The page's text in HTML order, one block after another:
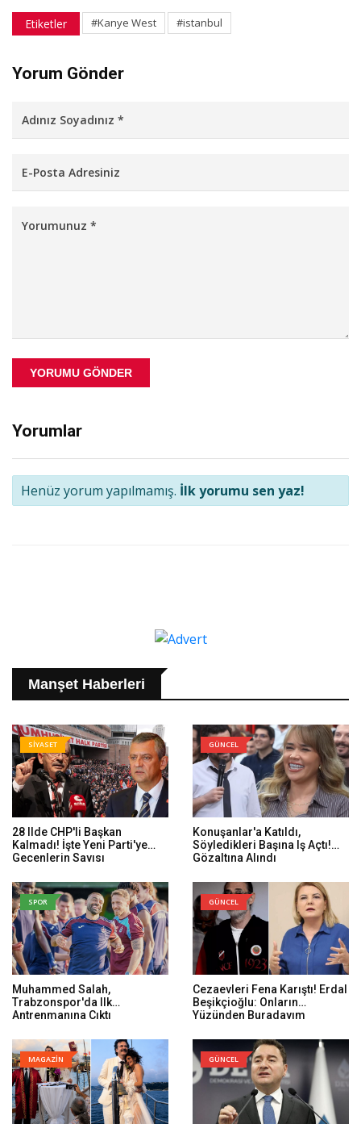
Etiketler #Kanye West #istanbul
Yorum Gönder
YORUMU GÖNDER
Yorumlar
Henüz yorum yapılmamış. İlk yorumu sen yaz!
Manşet Haberleri
SİYASET
28 Ilde CHP'li Başkan
Kalmadı! İşte Yeni Parti'ye
Geçenlerin Sayısı
GÜNCEL
Konuşanlar'a Katıldı,
Söyledikleri Başına Iş Açtı!
Gözaltına Alındı
SPOR
Muhammed Salah,
Trabzonspor'da Ilk
Antrenmanına Çıktı
GÜNCEL
Cezaevleri Fena Karıştı! Erdal
Beşikçioğlu: Onların
Yüzünden Buradayım
MAGAZİN GÜNCEL